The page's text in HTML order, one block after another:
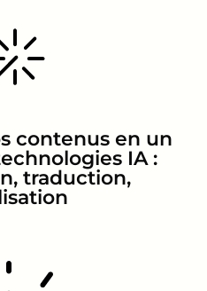
contenus en un
IA :
traduction,